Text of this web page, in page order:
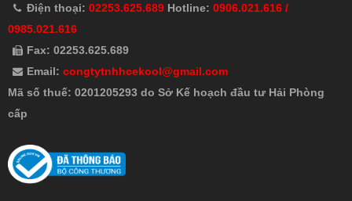
Điện thoại: 02253.625.689 Hotline: 0906.021.616 /
0985.021.616
Fax: 02253.625.689
Email: congtytnhhcekool@gmail.com
Mã số thuế: 0201205293 do Sở Kế hoạch đầu tư Hải Phòng
cấp